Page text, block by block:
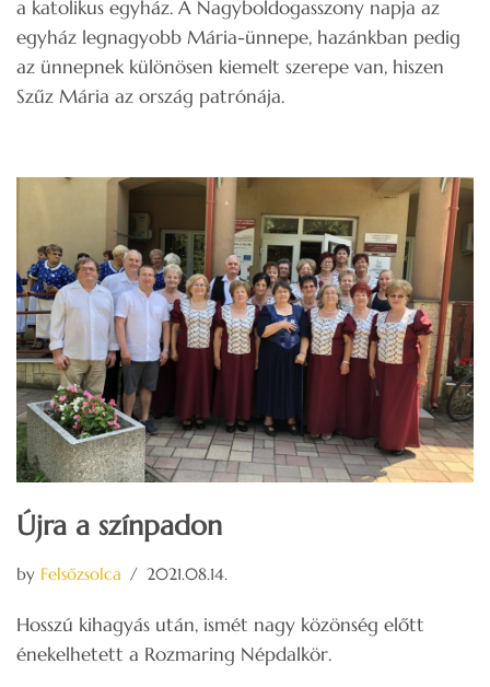
a katolikus egyház. A Nagyboldogasszony napja az
egyház legnagyobb Mária-ünnepe, hazánkban pedig
az ünnepnek különösen kiemelt szerepe van, hiszen
Szűz Mária az ország patrónája.
Újra a színpadon
by Felsőzsolca 2021.08.14.
Hosszú kihagyás után, ismét nagy közönség előtt
énekelhetett a Rozmaring Népdalkör.